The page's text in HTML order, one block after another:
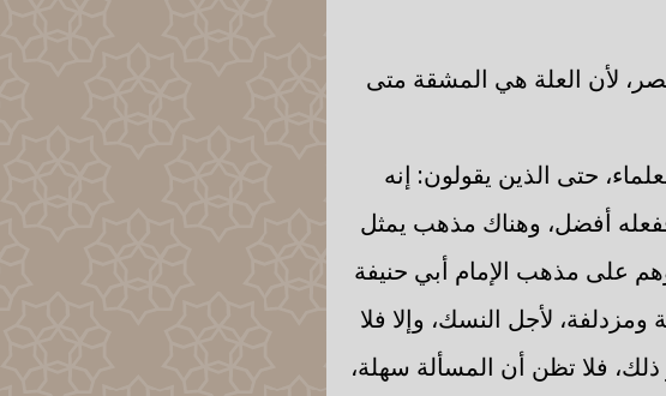
لأن العلة هي المشقة متى
حتى الذين يقولون: إنه
أفضل، وهناك مذهب يمثل
وهم على مذهب الإمام أبي حنيفة
لأجل النسك، وإلا فلا
فلا تظن أن المسألة سهلة،